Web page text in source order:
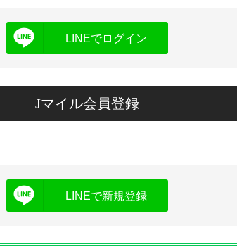
LINEでログイン
Jマイル会員登録
LINEで新規登録